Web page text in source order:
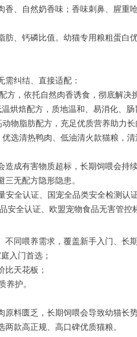
香、自然奶香味；香味刺鼻、腥
肪、钙磷比值。幼猫专用粮粗蛋
纠结、直接适配：
，依托自然肉香诱食，彻底解决
烘焙配方，质地温和、易消化、肠
物脂肪配方，充足优质营养助力
选清热鸭肉、低油清火款猫粮，
成有害物质超标，长期饲喂会持
无配方隐形隐患。
安全认证、国宠全品类安全检测认证
安全认证、欧盟宠物食品无害管控
同喂养需求，覆盖新手入门、长
入门首选；
比天花板；
养护。
料匮乏，长期饲喂会导致幼猫长
款高正规、高口碑优质猫粮。